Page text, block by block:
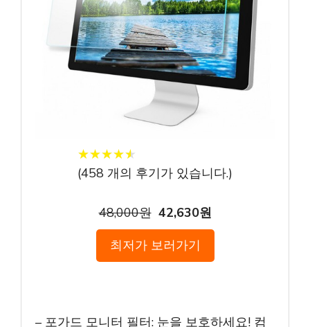
★★★★★
★★★★★
(458 개의 후기가 있습니다.)
48,000원 42,630원
최저가 보러가기
– 포가드 모니터 필터: 눈을 보호하세요! 컴